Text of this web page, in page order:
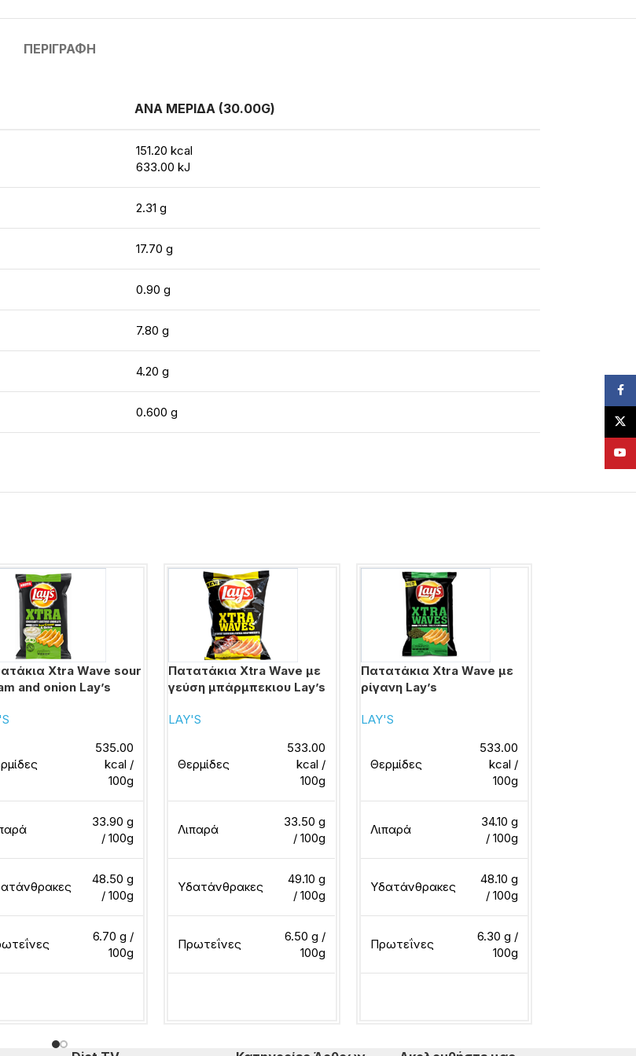
ΠΕΡΙΓΡΑΦΉ
ΑΝΑ ΜΕΡΙΔΑ (30.00G)
151.20 kcal
633.00 kJ
2.31 g
17.70 g
0.90 g
7.80 g
4.20 g
0.600 g
Xtra Wave sour
and onion Lay’s
535.00
kcal /
100g
33.90 g
/ 100g
48.50 g
/ 100g
6.70 g /
100g
Πατατάκια Xtra Wave με
γεύση μπάρμπεκιου Lay’s
LAY'S
Θερμίδες
533.00
kcal /
100g
Λιπαρά
33.50 g
/ 100g
Υδατάνθρακες
49.10 g
/ 100g
Πρωτεΐνες
6.50 g /
100g
Πατατάκια Xtra Wave με
ρίγανη Lay’s
LAY'S
Θερμίδες
533.00
kcal /
100g
Λιπαρά
34.10 g
/ 100g
Υδατάνθρακες
48.10 g
/ 100g
Πρωτεΐνες
6.30 g /
100g